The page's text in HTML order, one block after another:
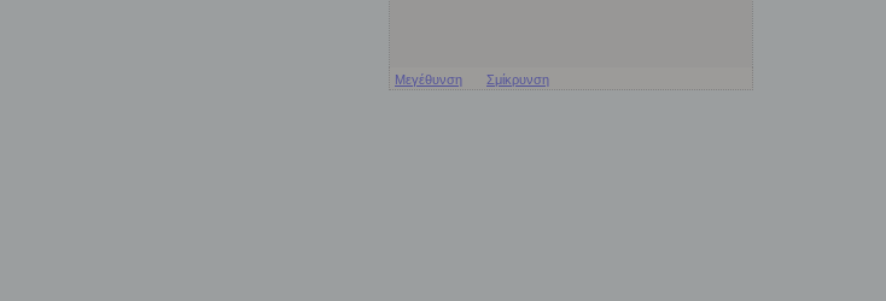
Μεγέθυνση Σμίκρυνση